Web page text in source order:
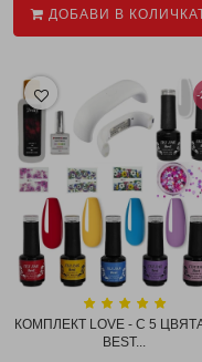
ДОБАВИ В
-
КОМПЛЕКТ LOVE - С 5
BEST...